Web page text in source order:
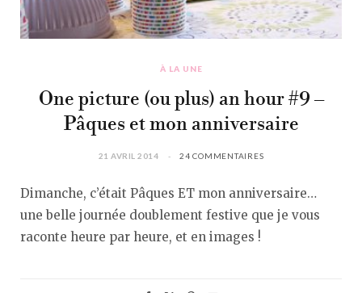
À LA UNE
One picture (ou plus) an hour #9 –
Pâques et mon anniversaire
21 AVRIL 2014 24 COMMENTAIRES
Dimanche, c’était Pâques ET mon anniversaire…
une belle journée doublement festive que je vous
raconte heure par heure, et en images !